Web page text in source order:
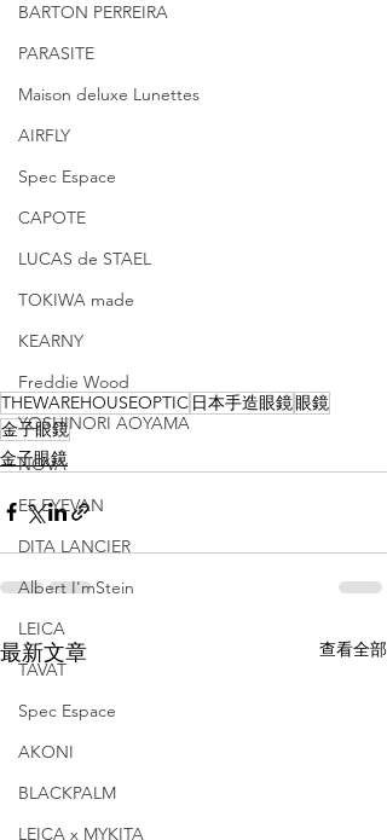
BARTON PERREIRA
PARASITE
Maison deluxe Lunettes
AIRFLY
Spec Espace
CAPOTE
LUCAS de STAEL
TOKIWA made
KEARNY
Freddie Wood
YOSHINORI AOYAMA
NOVA
E5 EYEVAN
DITA LANCIER
Albert I'mStein
LEICA
TAVAT
Spec Espace
AKONI
BLACKPALM
LEICA x MYKITA
THEWAREHOUSEOPTIC 日本手造眼鏡眼鏡
金子眼鏡
金子眼鏡
最新文章 查看全部